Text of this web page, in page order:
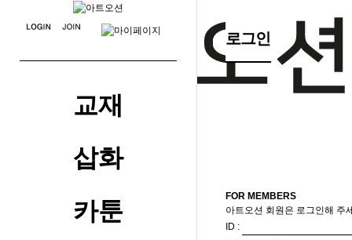
교재
삽화
카툰
로그인
FOR MEMBERS
아트오션 회원은 로그인해 주
ID :